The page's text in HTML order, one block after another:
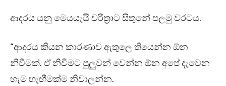
ආදරය යනු මෙයයැයි චරිත්‍රාට සිතුනේ පලමු වරටය.
“ආදරය කියන කාරණාව ඇතුලෙ තියෙන්න ඕන
නිවීමක්. ඒ නිවීමට පුලුවන් වෙන්න ඕන අපේ දැවෙන
හැම හැඟීමක්ම නිවාලන්න.